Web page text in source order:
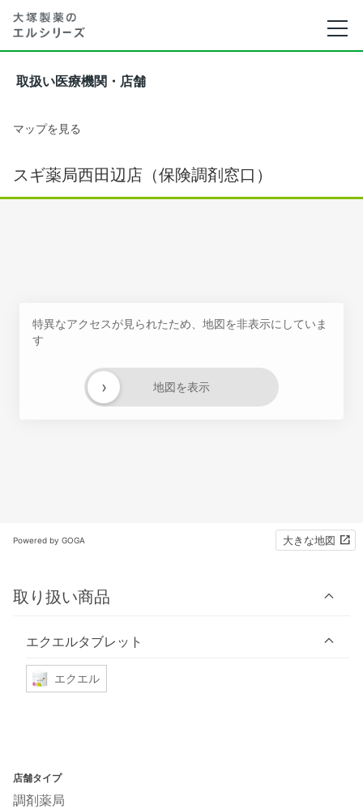
取扱い医療機関・店舗
マップを見る
スギ薬局西田辺店（保険調剤窓口）
特異なアクセスが見られたため、地図を非表示にしていま
す
地図を表示
›
Powered by GOGA 大きな地図
取り扱い商品
エクエルタブレット
エクエル
店舗タイプ
調剤薬局